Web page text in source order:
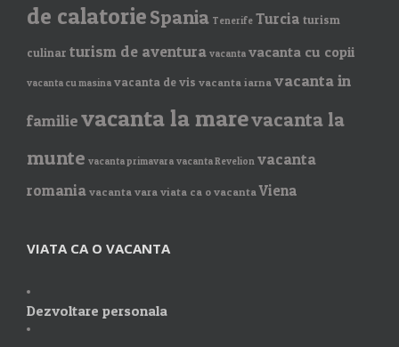
de calatorieSpania Tenerife Turcia turism
culinar turism de aventura vacanta vacanta cu copii
vacanta cu masina vacanta de vis vacanta iarna vacanta in
familievacanta la marevacanta la
munte vacanta primavara vacanta Revelion vacanta
romania vacanta vara viata ca o vacanta Viena
VIATA CA O VACANTA
Dezvoltare personala